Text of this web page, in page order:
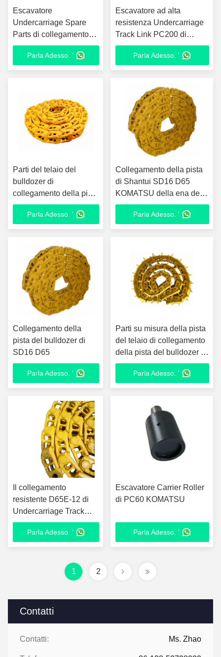
Contatti
Contatti: Ms. Zhao
Escavatore
Undercarriage Spare
Parts di collegamento
PC300 della pista del
telaio ISO9001
Parla Adesso. '
Escavatore ad alta
resistenza Undercarriage
Track Link PC200 di
trattamento termico
Parla Adesso. '
Parti del telaio del
bulldozer di
collegamento della pista
del telaio di rendimento
elevato D155
Parla Adesso. '
Collegamento della pista
di Shantui SD16 D65
KOMATSU della ena della
pista del bulldozer di
resistenza all'usura
Parla Adesso. '
Collegamento della
pista del bulldozer di
SD16 D65
Parla Adesso. '
Parti su misura della pista
del telaio di collegamento
della pista del bulldozer di
D9N
Parla Adesso. '
Il collegamento
resistente D65E-12 di
Undercarriage Track
Chain dell'escavatore
ha personalizzato
Parla Adesso. '
Escavatore Carrier Roller
di PC60 KOMATSU
Parla Adesso. '
1 2